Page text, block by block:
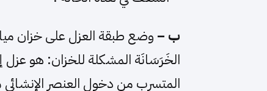
ب – وضع طبقة العزل على خزان
الخَرَسَانَة المشكلة للخزان: هو عزل
المتسرب من دخول العنصر